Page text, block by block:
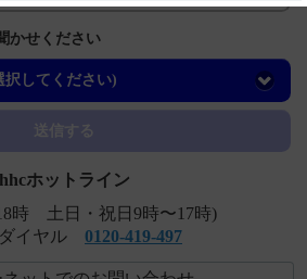
婦への投与に関する注意事項につい
能又は効果について教えてください。
かせください
択してください)
hhcホットライン
時 土日・祝日9時〜17時)
イヤル 0120-419-497